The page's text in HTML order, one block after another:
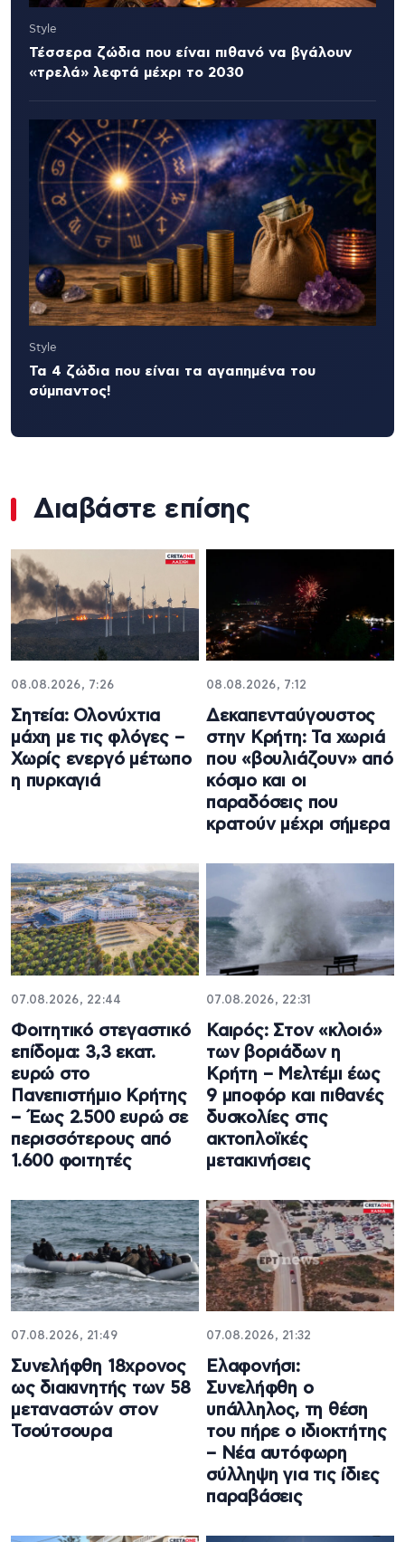
Style
Τέσσερα ζώδια που είναι πιθανό να βγάλουν
«τρελά» λεφτά μέχρι το 2030
Style
Τα 4 ζώδια που είναι τα αγαπημένα του
σύμπαντος!
Διαβάστε επίσης
08.08.2026, 7:26
Σητεία: Ολονύχτια
μάχη με τις φλόγες –
Χωρίς ενεργό μέτωπο
η πυρκαγιά
08.08.2026, 7:12
Δεκαπενταύγουστος
στην Κρήτη: Τα χωριά
που «βουλιάζουν» από
κόσμο και οι
παραδόσεις που
κρατούν μέχρι σήμερα
07.08.2026, 22:44
Φοιτητικό στεγαστικό
επίδομα: 3,3 εκατ.
ευρώ στο
Πανεπιστήμιο Κρήτης
– Έως 2.500 ευρώ σε
περισσότερους από
1.600 φοιτητές
07.08.2026, 22:31
Καιρός: Στον «κλοιό»
των βοριάδων η
Κρήτη – Μελτέμι έως
9 μποφόρ και πιθανές
δυσκολίες στις
ακτοπλοϊκές
μετακινήσεις
07.08.2026, 21:49
Συνελήφθη 18χρονος
ως διακινητής των 58
μεταναστών στον
Τσούτσουρα
07.08.2026, 21:32
Ελαφονήσι:
Συνελήφθη ο
υπάλληλος, τη θέση
του πήρε ο ιδιοκτήτης
– Νέα αυτόφωρη
σύλληψη για τις ίδιες
παραβάσεις